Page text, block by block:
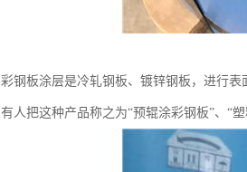
彩钢板涂层是冷轧钢板、镀锌钢板，进行
有人把这种产品称之为“预辊涂彩钢板”、“塑